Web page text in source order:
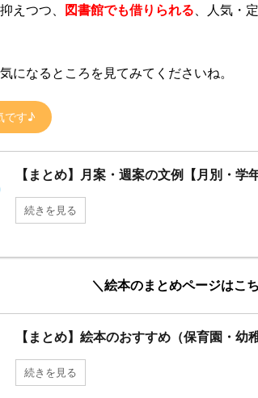
えつつ、 図書館でも借りられる 、人気・
になるところを見てみてくださいね。
です♪
【まとめ】月案・週案の文例【月別・学年
続きを見る
＼絵本のまとめページはこ
【まとめ】絵本のおすすめ（保育園・幼
続きを見る